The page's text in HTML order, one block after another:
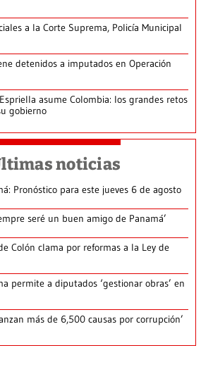
a la Corte Suprema, Policía Municipal
detenidos a imputados en Operación
asume Colombia: los grandes retos
gobierno
noticias
Pronóstico para este jueves 6 de agosto
seré un buen amigo de Panamá’
Colón clama por reformas a la Ley de
permite a diputados ‘gestionar obras’ en
más de 6,500 causas por corrupción’